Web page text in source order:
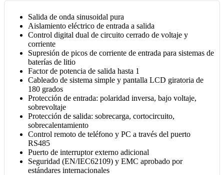
Salida de onda sinusoidal pura
Aislamiento eléctrico de entrada a salida
Control digital dual de circuito cerrado de voltaje y
corriente
Supresión de picos de corriente de entrada para sistemas de
baterías de litio
Factor de potencia de salida hasta 1
Cableado de sistema simple y pantalla LCD giratoria de
180 grados
Protección de entrada: polaridad inversa, bajo voltaje,
sobrevoltaje
Protección de salida: sobrecarga, cortocircuito,
sobrecalentamiento
Control remoto de teléfono y PC a través del puerto
RS485
Puerto de interruptor externo adicional
Seguridad (EN/IEC62109) y EMC aprobado por
estándares internacionales